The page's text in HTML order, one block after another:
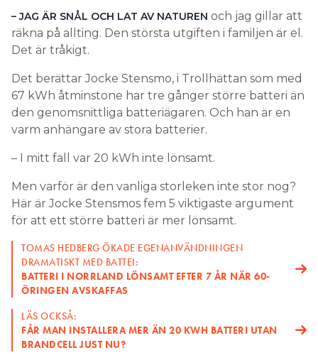
batteriets celler
– Hög temperatur sliter på batteriet. Om det är
väldigt varmt accelererar de kemiska reaktionerna
som ökar det inre motståndet i battericellerna.
LÄS OCKSÅ:
FÅR MAN INSTALLERA MER ÄN 20 KWH BATTERI UTAN
BRANDCELL JUST NU?
SNART KOMMER NATRIUMJON-BATTERIER
Batterier skadas också av för låg
temperatur
– Att ladda när det är väldigt kallt är skadligt för
batteriet.
Kyla gör att de kemiska processerna i batteriet går
långsammare och motståndet i cellerna ökar. Det
gör batteriprestandan sämre i kallt väder. Men kyla
kan också bidra till att batteriet åldras.
varm anhängare av stora batterier.
– I mitt fall var 20 kWh inte lönsamt.
Här är Jocke Stensmos fem 5 viktigaste argument
för att ett större batteri är mer lönsamt.
TOMAS HEDBERG ÖKADE EGENANVÄNDNINGEN
BATTERI I NORRLAND LÖNSAMT EFTER 7 ÅR NÄR 60-
LÄS OCKSÅ:
FÅR MAN INSTALLERA MER ÄN 20 KWH BATTERI UTAN
BRANDCELL JUST NU?
1. Varsam drift förlänger
batteriets liv
Ett litet batteri kommer att ladda ur med högre C-
tal som sliter mer på batteriet.
– Mina batterier är klassade för laddning upp till 0,7